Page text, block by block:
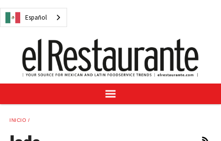
Español
NOTICIAS
RECETAS
GUÍA DEL COMPRADOR
SUSCRÍBASE A
CENTRO DE MUESTRAS
INICIO